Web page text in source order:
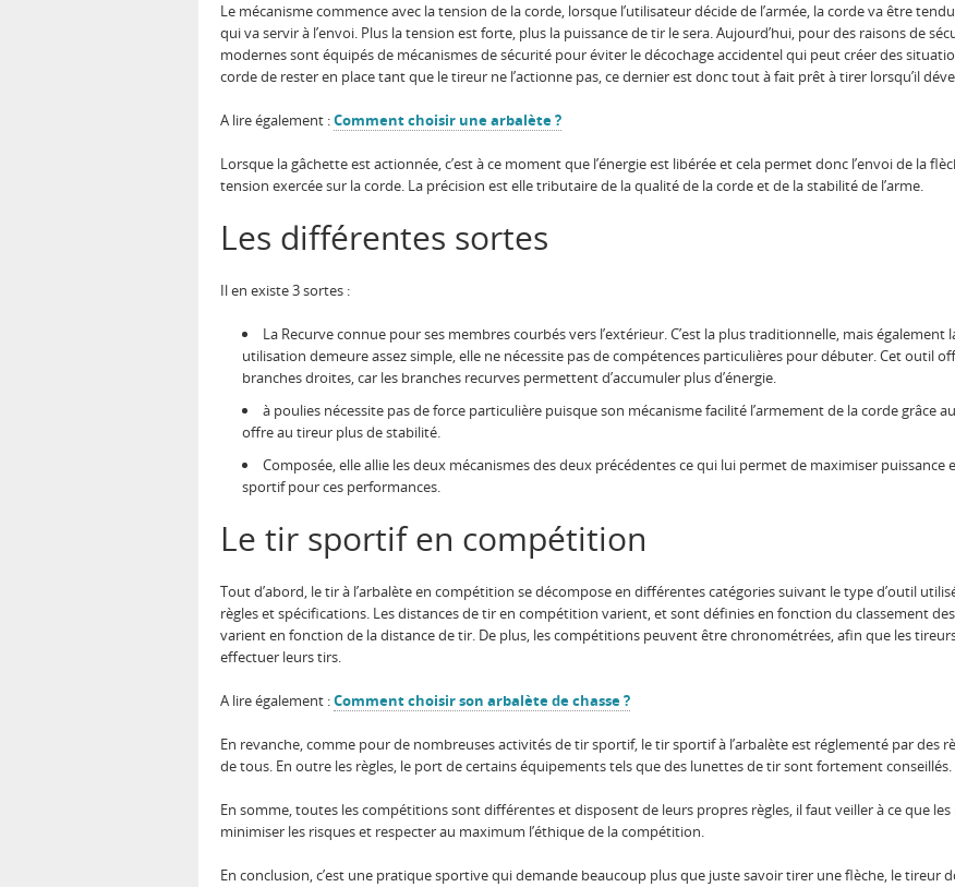
Le mécanisme commence avec la tension de la corde, lorsque l’utilisateur décide de l’armée, la corde va être
qui va servir à l’envoi. Plus la tension est forte, plus la puissance de tir le sera. Aujourd’hui, pour des raisons de
modernes sont équipés de mécanismes de sécurité pour éviter le décochage accidentel qui peut créer des
corde de rester en place tant que le tireur ne l’actionne pas, ce dernier est donc tout à fait prêt à tirer lorsqu’il
A lire également :Comment choisir une arbalète ?
Lorsque la gâchette est actionnée, c’est à ce moment que l’énergie est libérée et cela permet donc l’envoi de la
tension exercée sur la corde. La précision est elle tributaire de la qualité de la corde et de la stabilité de l’arme.
Les différentes sortes
Il en existe 3 sortes :
La Recurve connue pour ses membres courbés vers l’extérieur. C’est la plus traditionnelle, mais
utilisation demeure assez simple, elle ne nécessite pas de compétences particulières pour débuter. Cet outil
branches droites, car les branches recurves permettent d’accumuler plus d’énergie.
à poulies nécessite pas de force particulière puisque son mécanisme facilité l’armement de la corde grâce
offre au tireur plus de stabilité.
Composée, elle allie les deux mécanismes des deux précédentes ce qui lui permet de maximiser puissance
sportif pour ces performances.
Le tir sportif en compétition
Tout d’abord, le tir à l’arbalète en compétition se décompose en différentes catégories suivant le type d’outil
règles et spécifications. Les distances de tir en compétition varient, et sont définies en fonction du classement
varient en fonction de la distance de tir. De plus, les compétitions peuvent être chronométrées, afin que les
effectuer leurs tirs.
A lire également :Comment choisir son arbalète de chasse ?
En revanche, comme pour de nombreuses activités de tir sportif, le tir sportif à l’arbalète est réglementé par des
de tous. En outre les règles, le port de certains équipements tels que des lunettes de tir sont fortement conseillés.
En somme, toutes les compétitions sont différentes et disposent de leurs propres règles, il faut veiller à ce que
minimiser les risques et respecter au maximum l’éthique de la compétition.
En conclusion, c’est une pratique sportive qui demande beaucoup plus que juste savoir tirer une flèche, le tireur